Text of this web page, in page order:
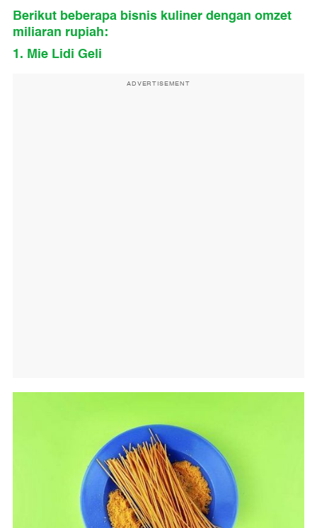
Berikut beberapa bisnis kuliner dengan omzet
miliaran rupiah:
1. Mie Lidi Geli
ADVERTISEMENT